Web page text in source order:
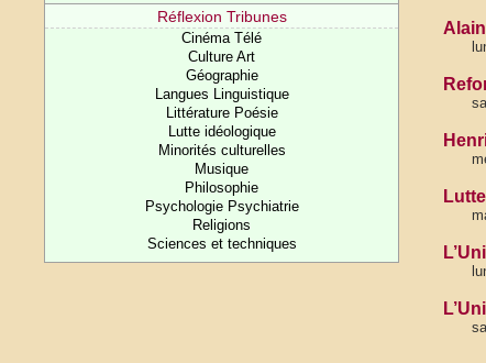
Réflexion Tribunes
Cinéma Télé
Culture Art
Géographie
Langues Linguistique
Littérature Poésie
Lutte idéologique
Minorités culturelles
Musique
Philosophie
Psychologie Psychiatrie
Religions
Sciences et techniques